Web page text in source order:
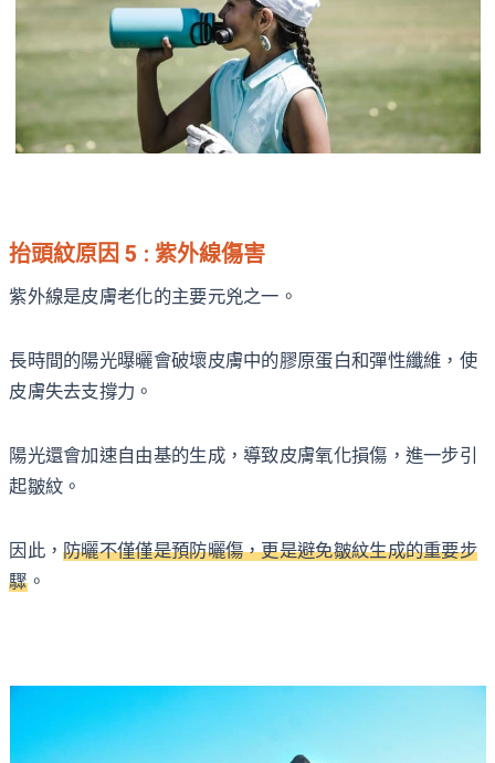
抬頭紋原因 5 : 紫外線傷害
紫外線是皮膚老化的主要元兇之一。
長時間的陽光曝曬會破壞皮膚中的膠原蛋白和彈性纖維，使
皮膚失去支撐力。
陽光還會加速自由基的生成，導致皮膚氧化損傷，進一步引
起皺紋。
因此，防曬不僅僅是預防曬傷，更是避免皺紋生成的重要步
驟。